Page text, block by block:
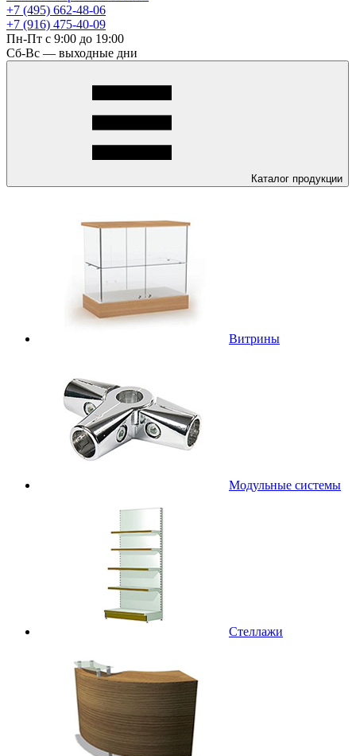
+7 (495) 662-48-06
+7 (916) 475-40-09
Пн-Пт с 9:00 до 19:00
Сб-Вс — выходные дни
Каталог продукции
Витрины
Модульные системы
Стеллажи